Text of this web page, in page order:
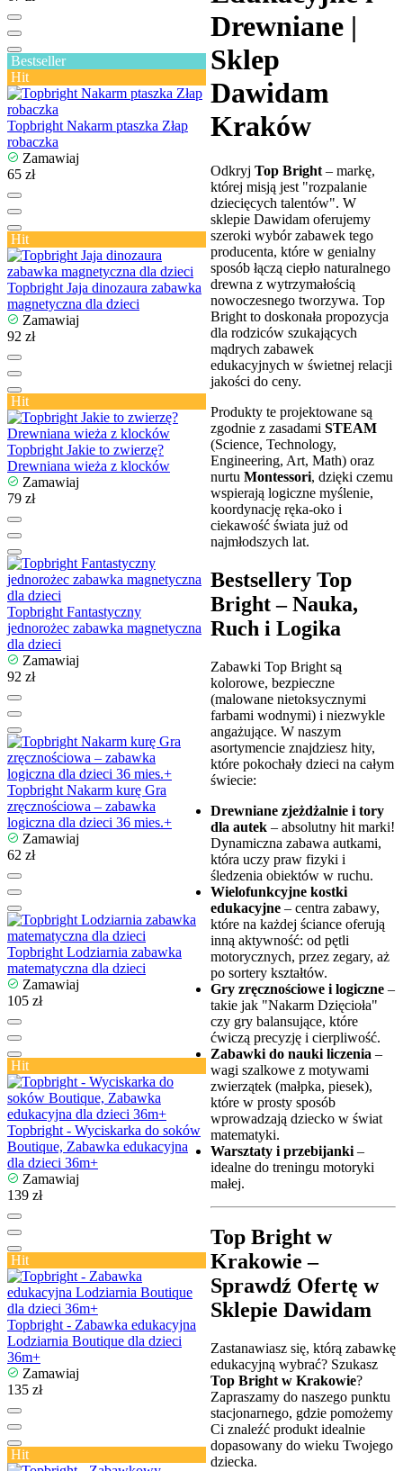
Bestseller
Hit
Topbright Nakarm ptaszka Złap
robaczka
Zamawiaj
65 zł
Hit
Topbright Jaja dinozaura zabawka
magnetyczna dla dzieci
Zamawiaj
92 zł
Hit
Topbright Jakie to zwierzę?
Drewniana wieża z klocków
Zamawiaj
79 zł
Topbright Fantastyczny
jednorożec zabawka magnetyczna
dla dzieci
Zamawiaj
92 zł
Topbright Nakarm kurę Gra
zręcznościowa – zabawka
logiczna dla dzieci 36 mies.+
Zamawiaj
62 zł
Topbright Lodziarnia zabawka
matematyczna dla dzieci
Zamawiaj
105 zł
Hit
Topbright - Wyciskarka do soków
Boutique, Zabawka edukacyjna
dla dzieci 36m+
Zamawiaj
139 zł
Hit
Topbright - Zabawka edukacyjna
Lodziarnia Boutique dla dzieci
36m+
Zamawiaj
135 zł
Hit
Drewniane |
Sklep
Dawidam
Kraków
Odkryj Top Bright – markę,
której misją jest "rozpalanie
dziecięcych talentów". W
sklepie Dawidam oferujemy
szeroki wybór zabawek tego
producenta, które w genialny
sposób łączą ciepło naturalnego
drewna z wytrzymałością
nowoczesnego tworzywa. Top
Bright to doskonała propozycja
dla rodziców szukających
mądrych zabawek
edukacyjnych w świetnej relacji
jakości do ceny.
Produkty te projektowane są
zgodnie z zasadami STEAM
(Science, Technology,
Engineering, Art, Math) oraz
nurtu Montessori, dzięki czemu
wspierają logiczne myślenie,
koordynację ręka-oko i
ciekawość świata już od
najmłodszych lat.
Bestsellery Top
Bright – Nauka,
Ruch i Logika
Zabawki Top Bright są
kolorowe, bezpieczne
(malowane nietoksycznymi
farbami wodnymi) i niezwykle
angażujące. W naszym
asortymencie znajdziesz hity,
które pokochały dzieci na całym
świecie:
Drewniane zjeżdżalnie i tory
dla autek – absolutny hit marki!
Dynamiczna zabawa autkami,
która uczy praw fizyki i
śledzenia obiektów w ruchu.
Wielofunkcyjne kostki
edukacyjne – centra zabawy,
które na każdej ściance oferują
inną aktywność: od pętli
motorycznych, przez zegary, aż
po sortery kształtów.
Gry zręcznościowe i logiczne –
takie jak "Nakarm Dzięcioła"
czy gry balansujące, które
ćwiczą precyzję i cierpliwość.
Zabawki do nauki liczenia –
wagi szalkowe z motywami
zwierzątek (małpka, piesek),
które w prosty sposób
wprowadzają dziecko w świat
matematyki.
Warsztaty i przebijanki –
idealne do treningu motoryki
małej.
Top Bright w
Krakowie –
Sprawdź Ofertę w
Sklepie Dawidam
Zastanawiasz się, którą zabawkę
edukacyjną wybrać? Szukasz
Top Bright w Krakowie?
Zapraszamy do naszego punktu
stacjonarnego, gdzie pomożemy
Ci znaleźć produkt idealnie
dopasowany do wieku Twojego
dziecka.